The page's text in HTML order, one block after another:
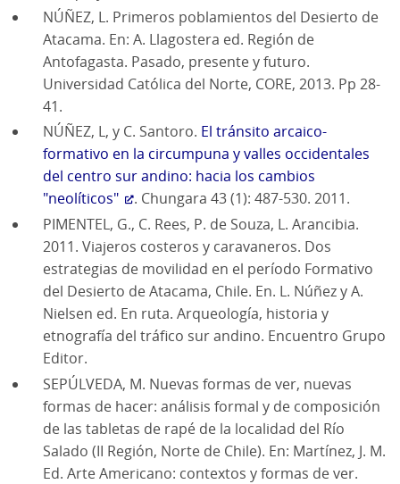
NÚÑEZ, L. Primeros poblamientos del Desierto de
Atacama. En: A. Llagostera ed. Región de
Antofagasta. Pasado, presente y futuro.
Universidad Católica del Norte, CORE, 2013. Pp 28-
41.
NÚÑEZ, L, y C. Santoro. El tránsito arcaico-
formativo en la circumpuna y valles occidentales
del centro sur andino: hacia los cambios
"neolíticos"
. Chungara 43 (1): 487-530. 2011.
PIMENTEL, G., C. Rees, P. de Souza, L. Arancibia.
2011. Viajeros costeros y caravaneros. Dos
estrategias de movilidad en el período Formativo
del Desierto de Atacama, Chile. En. L. Núñez y A.
Nielsen ed. En ruta. Arqueología, historia y
etnografía del tráfico sur andino. Encuentro Grupo
Editor.
SEPÚLVEDA, M. Nuevas formas de ver, nuevas
formas de hacer: análisis formal y de composición
de las tabletas de rapé de la localidad del Río
Salado (II Región, Norte de Chile). En: Martínez, J. M.
Ed. Arte Americano: contextos y formas de ver.